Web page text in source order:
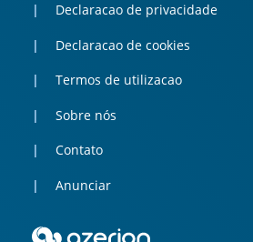
Declaracao de privacidade
Declaracao de cookies
Termos de utilizacao
Sobre nós
Contato
Anunciar